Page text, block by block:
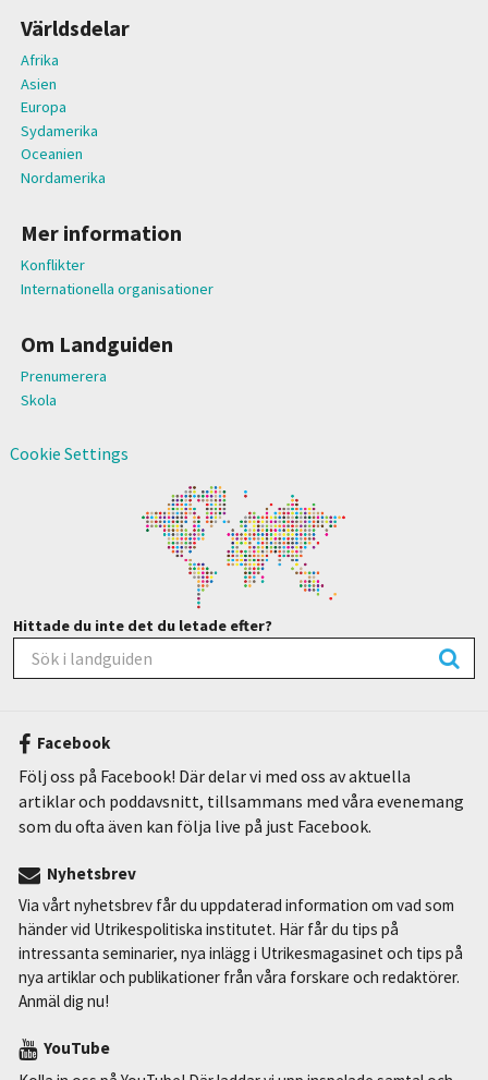
Världsdelar
Afrika
Asien
Europa
Sydamerika
Oceanien
Nordamerika
Mer information
Konflikter
Internationella organisationer
Om Landguiden
Prenumerera
Skola
Cookie Settings
Hittade du inte det du letade efter?
Facebook
Följ oss på Facebook! Där delar vi med oss av aktuella
artiklar och poddavsnitt, tillsammans med våra evenemang
som du ofta även kan följa live på just Facebook.
Nyhetsbrev
Via vårt nyhetsbrev får du uppdaterad information om vad som
händer vid Utrikespolitiska institutet. Här får du tips på
intressanta seminarier, nya inlägg i Utrikesmagasinet och tips på
nya artiklar och publikationer från våra forskare och redaktörer.
Anmäl dig nu!
YouTube